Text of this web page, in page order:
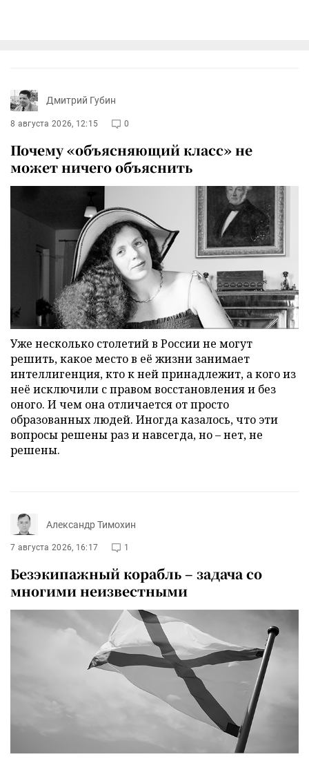
Дмитрий Губин
8 августа 2026, 12:15 0
Почему «объясняющий класс» не
может ничего объяснить
Уже несколько столетий в России не могут
решить, какое место в её жизни занимает
интеллигенция, кто к ней принадлежит, а кого из
неё исключили с правом восстановления и без
оного. И чем она отличается от просто
образованных людей. Иногда казалось, что эти
вопросы решены раз и навсегда, но – нет, не
решены.
Александр Тимохин
7 августа 2026, 16:17 1
Безэкипажный корабль – задача со
многими неизвестными